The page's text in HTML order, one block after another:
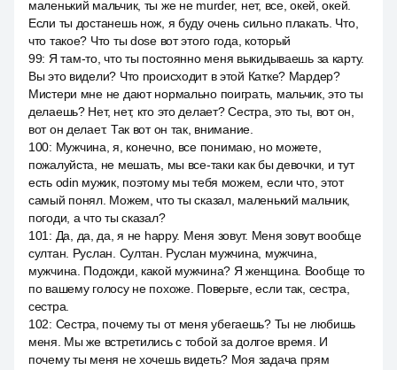
маленький мальчик, ты же не murder, нет, все, окей, окей.
Если ты достанешь нож, я буду очень сильно плакать. Что,
что такое? Что ты dose вот этого года, который
99: Я там-то, что ты постоянно меня выкидываешь за карту.
Вы это видели? Что происходит в этой Катке? Мардер?
Мистери мне не дают нормально поиграть, мальчик, это ты
делаешь? Нет, нет, кто это делает? Сестра, это ты, вот он,
вот он делает. Так вот он так, внимание.
100: Мужчина, я, конечно, все понимаю, но можете,
пожалуйста, не мешать, мы все-таки как бы девочки, и тут
есть odin мужик, поэтому мы тебя можем, если что, этот
самый понял. Можем, что ты сказал, маленький мальчик,
погоди, а что ты сказал?
101 : Да, да, да, я не happy. Меня зовут. Меня зовут вообще
султан. Руслан. Султан. Руслан мужчина, мужчина,
мужчина. Подожди, какой мужчина? Я женщина. Вообще то
по вашему голосу не похоже. Поверьте, если так, сестра,
сестра.
102: Сестра, почему ты от меня убегаешь? Ты не любишь
меня. Мы же встретились с тобой за долгое время. И
почему ты меня не хочешь видеть? Моя задача прям